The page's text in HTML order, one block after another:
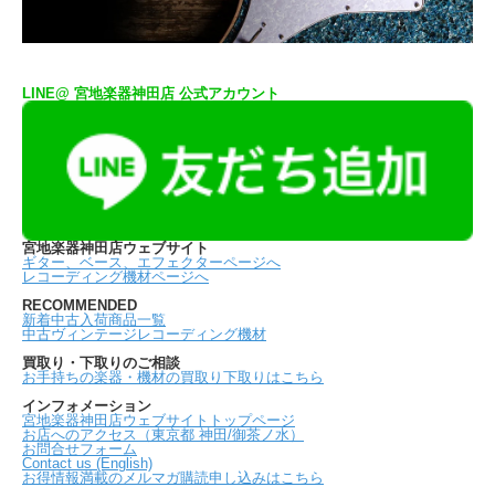
LINE@ 宮地楽器神田店 公式アカウント
宮地楽器神田店ウェブサイト
ギター、ベース、エフェクターページへ
レコーディング機材ページへ
RECOMMENDED
新着中古入荷商品一覧
中古ヴィンテージレコーディング機材
買取り・下取りのご相談
お手持ちの楽器・機材の買取り下取りはこちら
インフォメーション
宮地楽器神田店ウェブサイトトップページ
お店へのアクセス（東京都 神田/御茶ノ水）
お問合せフォーム
Contact us (English)
お得情報満載のメルマガ購読申し込みはこちら